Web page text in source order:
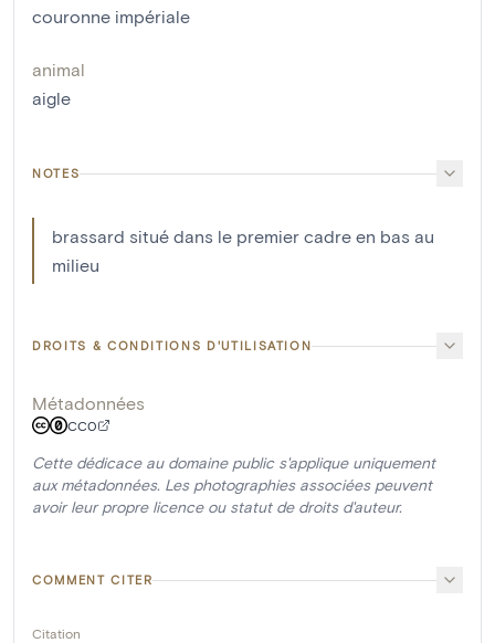
couronne impériale
animal
aigle
NOTES
brassard situé dans le premier cadre en bas au
milieu
DROITS & CONDITIONS D'UTILISATION
Métadonnées
CC0
Cette dédicace au domaine public s'applique uniquement
aux métadonnées. Les photographies associées peuvent
avoir leur propre licence ou statut de droits d'auteur.
COMMENT CITER
Citation